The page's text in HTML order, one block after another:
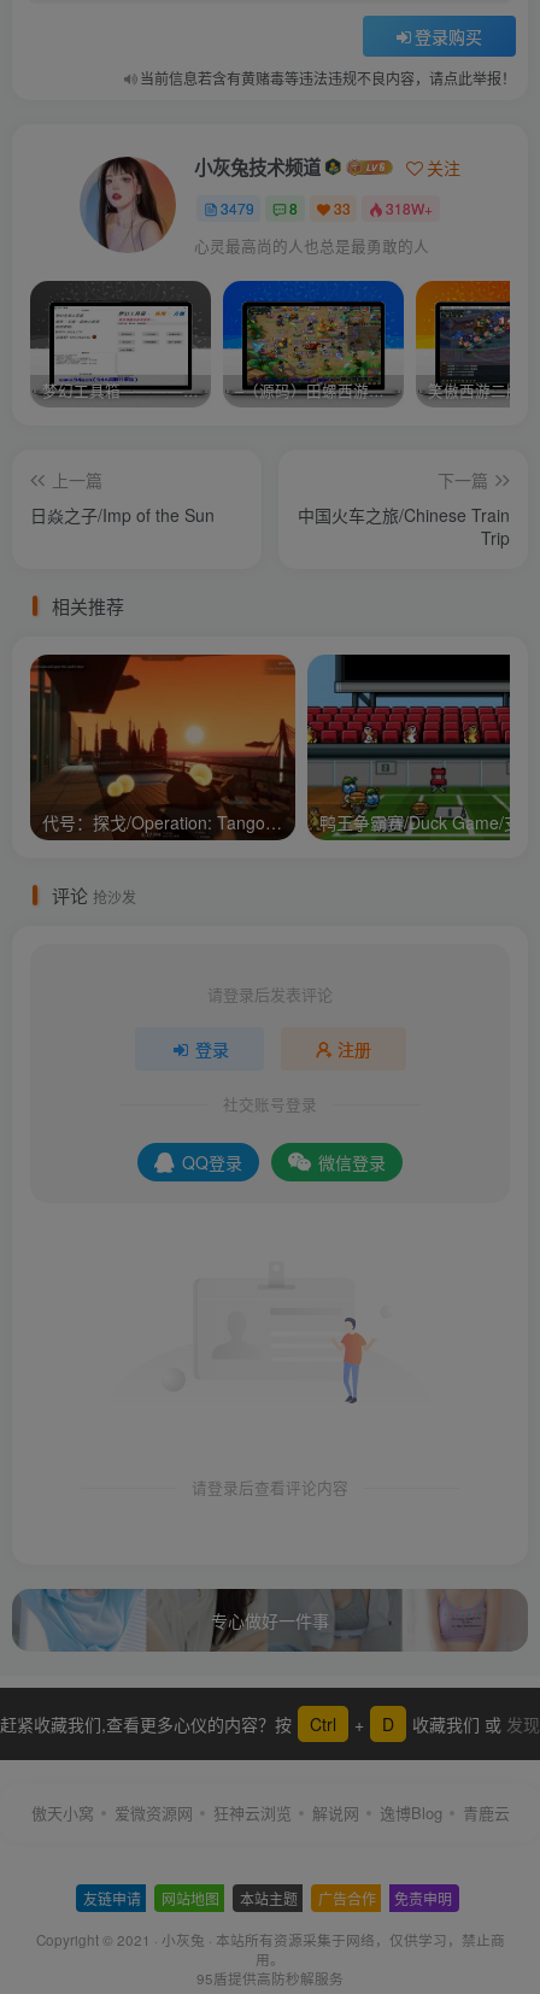
登录购买
当前信息若含有黄赌毒等违法违规不良内容，请点此举报！
小灰兔技术频道 关注
3479 8 33 318W+
心灵最高尚的人也总是最勇敢的人
梦幻工具箱————-免费 –（源码）田螺西游9.0 假人摆摊18门派飞升渡劫化圣助战最新BB谛听…. 笑傲西游二版-
上一篇
日焱之子/Imp of the Sun
下一篇
中国火车之旅/Chinese Train
Trip
相关推荐
代号：探戈/Operation: Tango/支持网络联机
评论 抢沙发
请登录后发表评论
登录 注册
社交账号登录
QQ登录 微信登录
请登录后查看评论内容
专心做好一件事
赶紧收藏我们,查看更多心仪的内容？按 Ctrl + D 收藏我们 或 发现
傲天小窝 爱微资源网 狂神云浏览 解说网 逸博Blog 青鹿云
友链申请 网站地图 本站主题 广告合作 免责申明
Copyright © 2021 · 小灰兔 · 本站所有资源采集于网络，仅供学习，禁止商
用。
95盾提供高防秒解服务